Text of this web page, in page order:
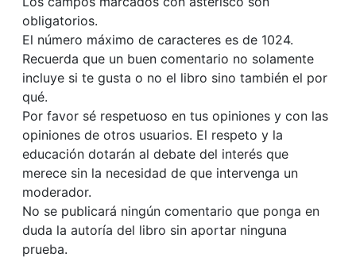
obligatorios.
El número máximo de caracteres es de 1024.
Recuerda que un buen comentario no solamente
incluye si te gusta o no el libro sino también el por
qué.
Por favor sé respetuoso en tus opiniones y con las
opiniones de otros usuarios. El respeto y la
educación dotarán al debate del interés que
merece sin la necesidad de que intervenga un
moderador.
No se publicará ningún comentario que ponga en
duda la autoría del libro sin aportar ninguna
prueba.